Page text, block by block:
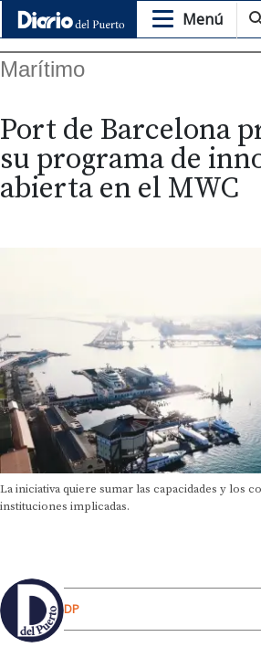
Menú
Marítimo
Port de Barcelona
su programa de
abierta en el MWC
La iniciativa quiere sumar las capacidades y los
instituciones implicadas.
DP